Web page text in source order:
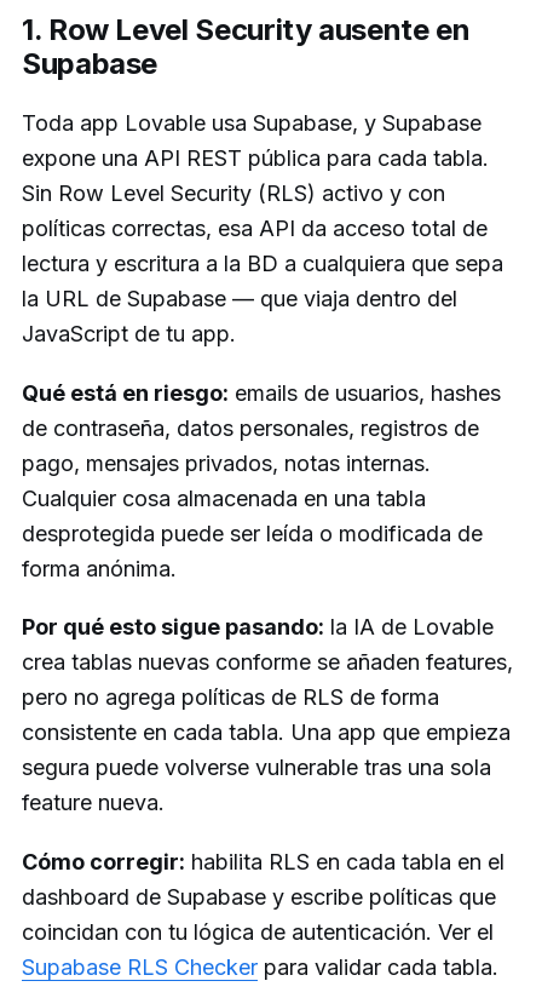
1. Row Level Security ausente en
Supabase
Toda app Lovable usa Supabase, y Supabase
expone una API REST pública para cada tabla.
Sin Row Level Security (RLS) activo y con
políticas correctas, esa API da acceso total de
lectura y escritura a la BD a cualquiera que sepa
la URL de Supabase — que viaja dentro del
JavaScript de tu app.
Qué está en riesgo: emails de usuarios, hashes
de contraseña, datos personales, registros de
pago, mensajes privados, notas internas.
Cualquier cosa almacenada en una tabla
desprotegida puede ser leída o modificada de
forma anónima.
Por qué esto sigue pasando: la IA de Lovable
crea tablas nuevas conforme se añaden features,
pero no agrega políticas de RLS de forma
consistente en cada tabla. Una app que empieza
segura puede volverse vulnerable tras una sola
feature nueva.
Cómo corregir: habilita RLS en cada tabla en el
dashboard de Supabase y escribe políticas que
coincidan con tu lógica de autenticación. Ver el
Supabase RLS Checker para validar cada tabla.